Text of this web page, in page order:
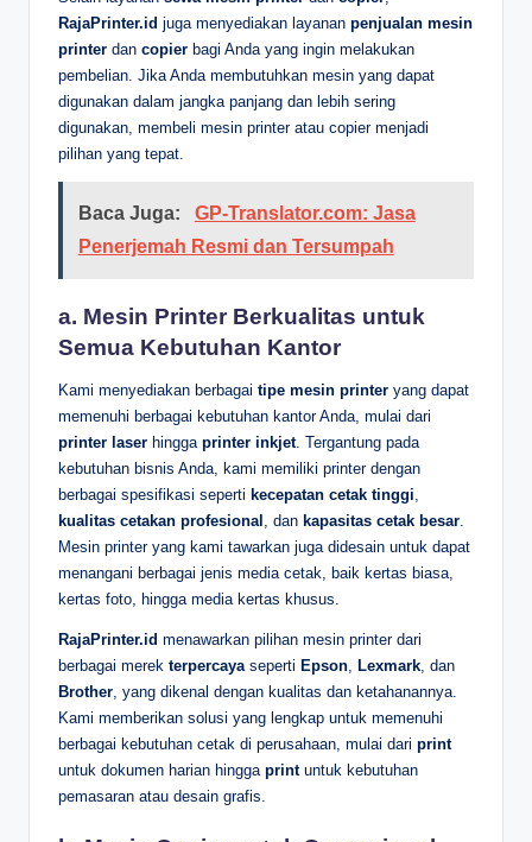
RajaPrinter.id juga menyediakan layanan penjualan mesin
printer dan copier bagi Anda yang ingin melakukan
pembelian. Jika Anda membutuhkan mesin yang dapat
digunakan dalam jangka panjang dan lebih sering
digunakan, membeli mesin printer atau copier menjadi
pilihan yang tepat.
Baca Juga:
GP-Translator.com: Jasa
Penerjemah Resmi dan Tersumpah
a. Mesin Printer Berkualitas untuk
Semua Kebutuhan Kantor
Kami menyediakan berbagai tipe mesin printer yang dapat
memenuhi berbagai kebutuhan kantor Anda, mulai dari
printer laser hingga printer inkjet. Tergantung pada
kebutuhan bisnis Anda, kami memiliki printer dengan
berbagai spesifikasi seperti kecepatan cetak tinggi
kualitas cetakan profesional , dan kapasitas cetak besar
Mesin printer yang kami tawarkan juga didesain untuk dapat
menangani berbagai jenis media cetak, baik kertas biasa,
kertas foto, hingga media kertas khusus.
RajaPrinter.id menawarkan pilihan mesin printer dari
berbagai merek terpercaya seperti Epson Lexmark , dan
Brother , yang dikenal dengan kualitas dan ketahanannya.
Kami memberikan solusi yang lengkap untuk memenuhi
berbagai kebutuhan cetak di perusahaan, mulai dari print
untuk dokumen harian hingga printuntuk kebutuhan
pemasaran atau desain grafis.